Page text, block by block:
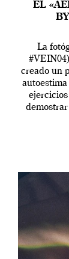
EL
La
creado un